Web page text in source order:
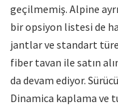
geçilmemiş. Alpine
bir opsiyon listesi de
jantlar ve standart
fiber tavan ile satın
da devam ediyor.
Dinamica kaplama ve